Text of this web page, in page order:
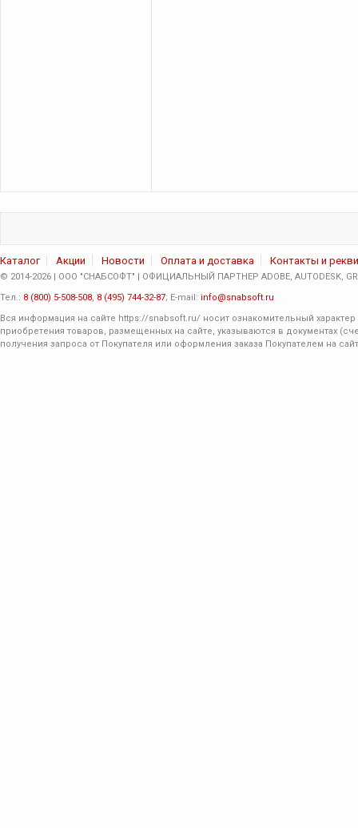
Каталог Акции Новости Оплата и доставка Контакты и
© 2014-2026 | ООО "СНАБСОФТ" | ОФИЦИАЛЬНЫЙ ПАРТНЕР ADOBE, AUTODESK,
Тел.: 8 (800) 5-508-508, 8 (495) 744-32-87; E-mail: info@snabsoft.ru
Вся информация на сайте https://snabsoft.ru/ носит ознакомительный
приобретения товаров, размещенных на сайте, указываются в документах
получения запроса от Покупателя или оформления заказа Покупателем на